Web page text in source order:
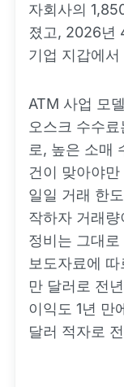
자회사의
졌고, 2026년
기업 지갑에
ATM 사업 모
오스크 수수
로, 높은 소매
건이 맞아야
일일 거래 한
작하자 거래
정비는 그대
보도자료에
만 달러로 전
이익도 1년 만
달러 적자로